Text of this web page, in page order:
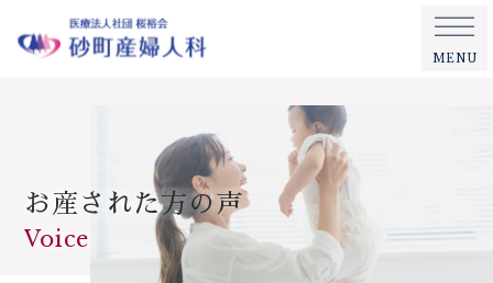
MENU
お産された方の声
Voice